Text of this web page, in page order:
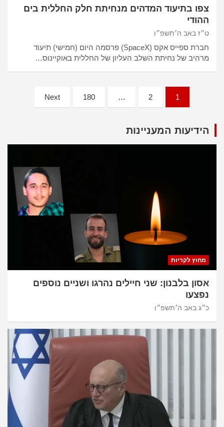
צפו בתיעוד המדהים מנחיתת חלק החללית בים
ההודי
ט״ז באב ה׳תשפ״ו
חברת ספייס אקס (SpaceX) פרסמה היום (חמישי) תיעוד
מרהיב של נחיתת השלב העליון של החללית באוקיינוס…
pagination
1
2
…
180
Next
הידיעות המעניינות
מחוץ לקריות
אסון בלבנון: שני חיילים נהרגו ושניים נוספים
נפצעו
כ״ג באב ה׳תשפ״ו